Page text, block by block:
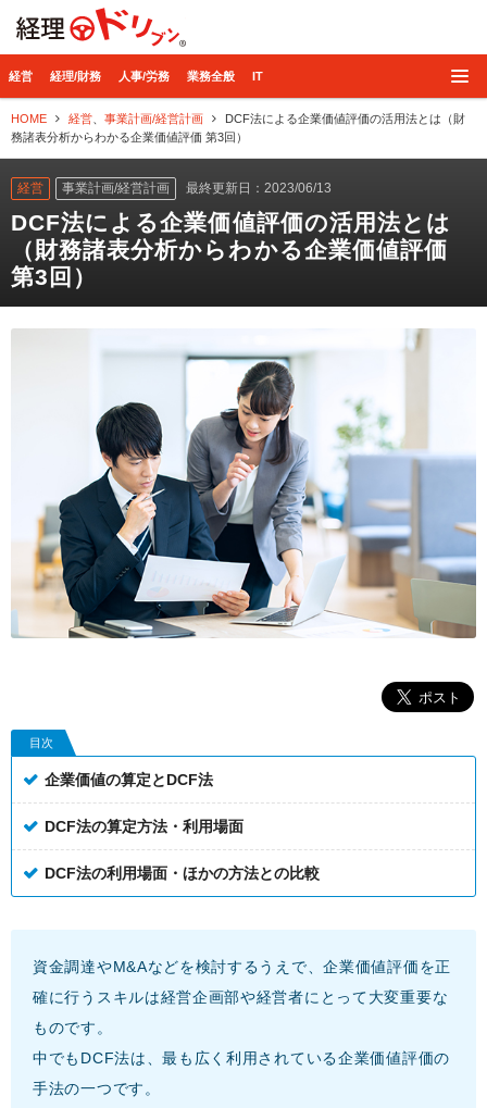
経営 経理/財務 人事/労務 業務全般 IT
HOME 経営 事業計画/経営計画
DCF法による企業価値評価の活用法とは（財
務諸表分析からわかる企業価値評価 第3回）
経営 事業計画/経営計画 最終更新日：2023/06/13
DCF法による企業価値評価の活用法とは
（財務諸表分析からわかる企業価値評価
第3回）
目次
企業価値の算定とDCF法
DCF法の算定方法・利用場面
DCF法の利用場面・ほかの方法との比較
資金調達やM&Aなどを検討するうえで、企業価値評価を正
確に行うスキルは経営企画部や経営者にとって大変重要な
ものです。
中でもDCF法は、最も広く利用されている企業価値評価の
手法の一つです。